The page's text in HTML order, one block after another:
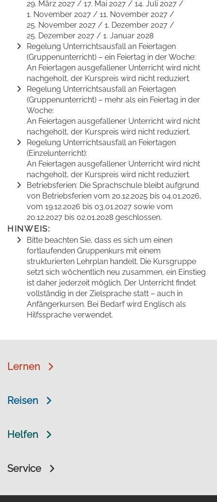
29. März 2027 / 17. Mai 2027 / 14. Juli 2027 /
1. November 2027 / 11. November 2027 /
25. November 2027 / 1. Dezember 2027 /
25. Dezember 2027 / 1. Januar 2028
Regelung Unterrichtsausfall an Feiertagen
(Gruppenunterricht) – ein Feiertag in der Woche:
An Feiertagen ausgefallener Unterricht wird nicht
nachgeholt, der Kurspreis wird nicht reduziert.
Regelung Unterrichtsausfall an Feiertagen
(Gruppenunterricht) – mehr als ein Feiertag in der
Woche:
An Feiertagen ausgefallener Unterricht wird nicht
nachgeholt, der Kurspreis wird nicht reduziert.
Regelung Unterrichtsausfall an Feiertagen
(Einzelunterricht):
An Feiertagen ausgefallener Unterricht wird nicht
nachgeholt, der Kurspreis wird nicht reduziert.
Betriebsferien: Die Sprachschule bleibt aufgrund
von Betriebsferien vom 20.12.2025 bis 04.01.2026,
vom 19.12.2026 bis 03.01.2027 sowie vom
20.12.2027 bis 02.01.2028 geschlossen.
HINWEIS:
Bitte beachten Sie, dass es sich um einen
fortlaufenden Gruppenkurs mit einem
strukturierten Lehrplan handelt. Die Kursgruppe
setzt sich wöchentlich neu zusammen, ein Einstieg
ist daher jederzeit möglich. Der Unterricht findet
vollständig in der Zielsprache statt – auch in
Anfängerkursen. Bei Bedarf wird Englisch als
Hilfssprache verwendet.
Lernen
Reisen
Helfen
Service